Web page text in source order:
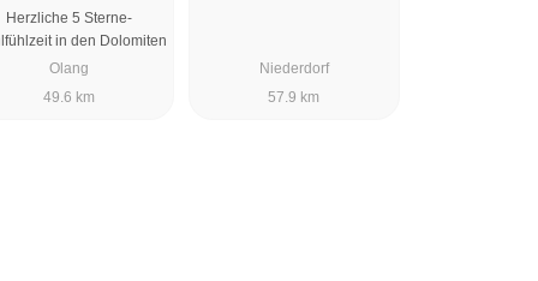
Herzliche 5 Sterne-
in den Dolomiten
Olang
49.6 km
Niederdorf
57.9 km